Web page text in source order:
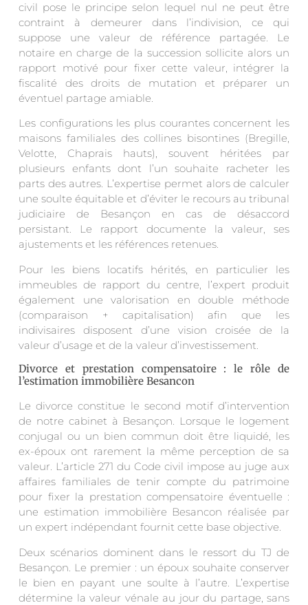
civil pose le principe selon lequel nul ne peut être
contraint à demeurer dans l’indivision, ce qui
suppose une valeur de référence partagée. Le
notaire en charge de la succession sollicite alors un
rapport motivé pour fixer cette valeur, intégrer la
fiscalité des droits de mutation et préparer un
éventuel partage amiable.
Les configurations les plus courantes concernent les
maisons familiales des collines bisontines (Bregille,
Velotte, Chaprais hauts), souvent héritées par
plusieurs enfants dont l’un souhaite racheter les
parts des autres. L’expertise permet alors de calculer
une soulte équitable et d’éviter le recours au tribunal
judiciaire de Besançon en cas de désaccord
persistant. Le rapport documente la valeur, ses
ajustements et les références retenues.
Pour les biens locatifs hérités, en particulier les
immeubles de rapport du centre, l’expert produit
également une valorisation en double méthode
(comparaison + capitalisation) afin que les
indivisaires disposent d’une vision croisée de la
valeur d’usage et de la valeur d’investissement.
Divorce et prestation compensatoire : le rôle de
l’estimation immobilière Besancon
Le divorce constitue le second motif d’intervention
de notre cabinet à Besançon. Lorsque le logement
conjugal ou un bien commun doit être liquidé, les
ex-époux ont rarement la même perception de sa
valeur. L’article 271 du Code civil impose au juge aux
affaires familiales de tenir compte du patrimoine
pour fixer la prestation compensatoire éventuelle :
une estimation immobilière Besancon réalisée par
un expert indépendant fournit cette base objective.
Deux scénarios dominent dans le ressort du TJ de
Besançon. Le premier : un époux souhaite conserver
le bien en payant une soulte à l’autre. L’expertise
détermine la valeur vénale au jour du partage, sans